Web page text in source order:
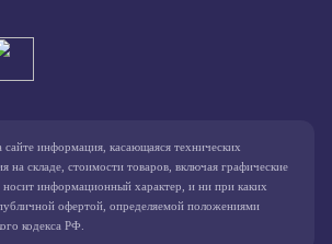
сайте информация, касающаяся технических
на складе, стоимости товаров, включая графические
носит информационный характер, и ни при каких
офертой, определяемой положениями
кодекса РФ.